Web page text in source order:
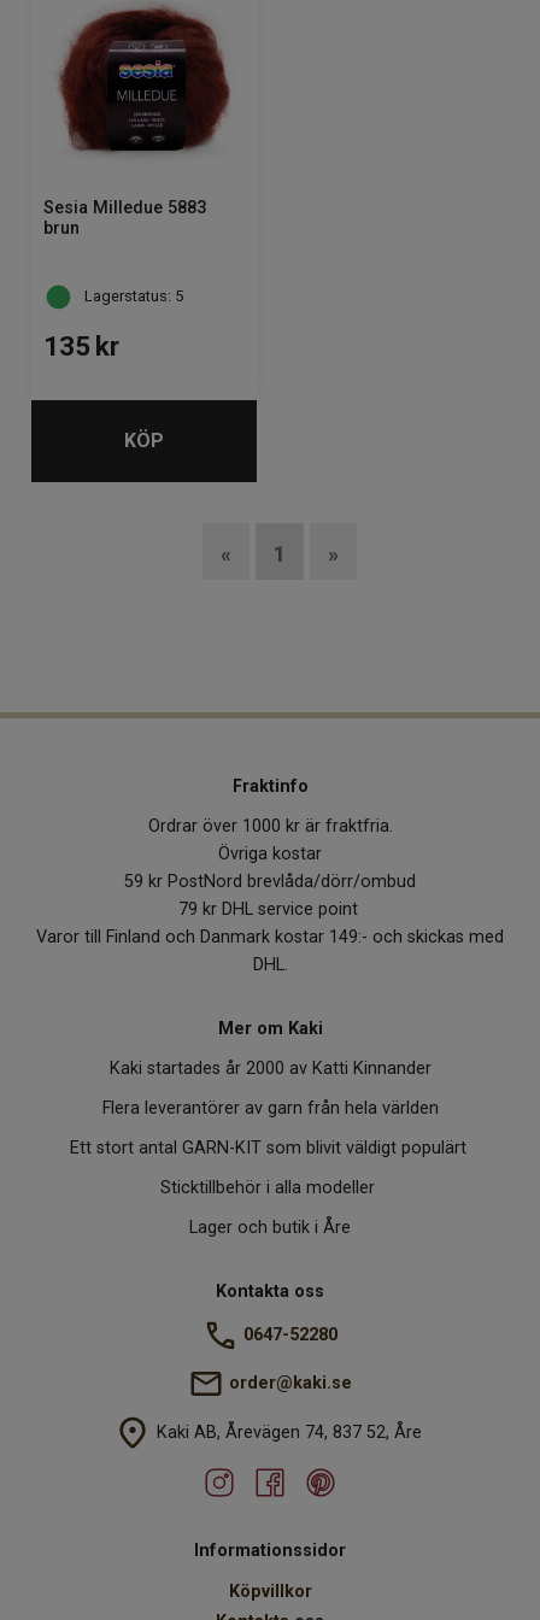
Sesia Milledue 5883
brun
Lagerstatus: 5
135 kr
KÖP
« 1 »
Fraktinfo
Ordrar över 1000 kr är fraktfria.
Övriga kostar
59 kr PostNord brevlåda/dörr/ombud
79 kr DHL service point
Varor till Finland och Danmark kostar 149:- och skickas med
DHL.
Mer om Kaki
Kaki startades år 2000 av Katti Kinnander
Flera leverantörer av garn från hela världen
Ett stort antal GARN-KIT som blivit väldigt populärt
Sticktillbehör i alla modeller
Lager och butik i Åre
Kontakta oss
0647-52280
order@kaki.se
Kaki AB, Årevägen 74, 837 52, Åre
Informationssidor
Köpvillkor